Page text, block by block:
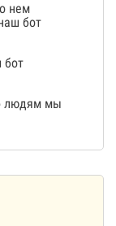
нем
бот
бот
людям мы